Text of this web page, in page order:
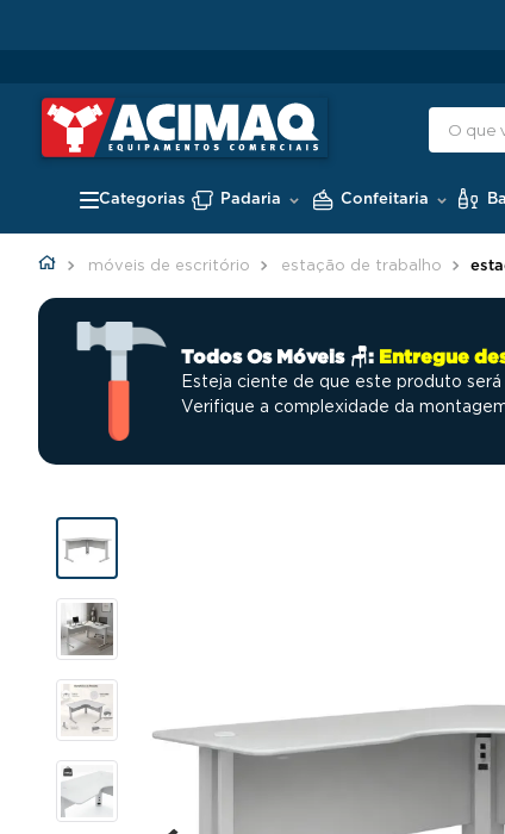
Padaria Confeitaria
móveis de escritório estação de trabalho
Todos Os Móveis 🪑: Entregue
Esteja ciente de que este produto
Verifique a complexidade da